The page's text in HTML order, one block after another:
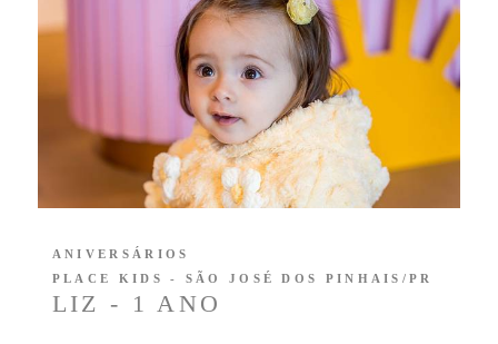
LIZ - 1 ANO
ANIVERSÁRIOS
PLACE KIDS - SÃO JOSÉ DOS PINHAIS/PR